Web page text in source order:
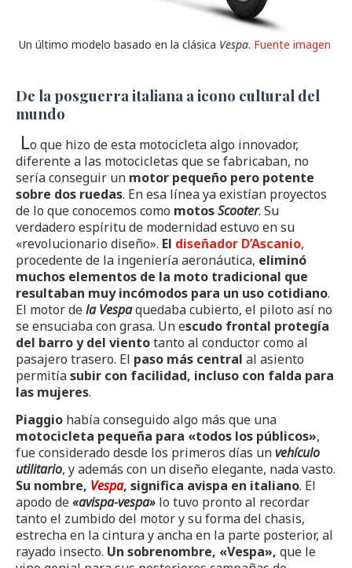
Un último modelo basado en la clásica Vespa. Fuente imagen
De la posguerra italiana a icono cultural del
mundo
Lo que hizo de esta motocicleta algo innovador,
diferente a las motocicletas que se fabricaban, no
sería conseguir un motor pequeño pero potente
sobre dos ruedas. En esa línea ya existían proyectos
de lo que conocemos como motosScooter. Su
verdadero espíritu de modernidad estuvo en su
«revolucionario diseño». El diseñador D’Ascanio,
procedente de la ingeniería aeronáutica, eliminó
muchos elementos de la moto tradicional que
resultaban muy incómodos para un uso cotidiano.
El motor delaVespaquedaba cubierto, el piloto así no
se ensuciaba con grasa. Un escudo frontal protegía
del barro y del vientotanto al conductor como al
pasajero trasero. El paso más central al asiento
permitíasubir con facilidad, incluso con falda para
las mujeres.
Piaggio había conseguido algo más que una
motocicleta pequeña para «todos los públicos»,
fue considerado desde los primeros días unvehículo
utilitario, y además con un diseño elegante, nada vasto.
Su nombre, Vespa, significa avispa en italiano. El
apodo de«avispa-vespa» lo tuvo pronto al recordar
tanto el zumbido del motor y su forma del chasis,
estrecha en la cintura y ancha en la parte posterior, al
rayado insecto. Un sobrenombre, «Vespa», que le